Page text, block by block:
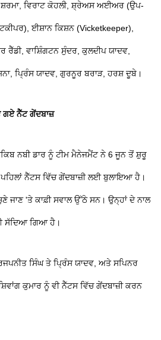
ਵਿਰਾਟ ਕੋਹਲੀ, ਸ਼੍ਰੇਅਸ ਅਈਅਰ (ਉਪ-
ਈਸ਼ਾਨ ਕਿਸ਼ਨ (Vicketkeeper),
ਰੈੱਡੀ, ਵਾਸ਼ਿੰਗਟਨ ਸੁੰਦਰ, ਕੁਲਦੀਪ ਯਾਦਵ,
ਪ੍ਰਿੰਸ ਯਾਦਵ, ਗੁਰਨੂਰ ਬਰਾੜ, ਹਰਸ਼ ਦੂਬੇ।
ਗਏ ਨੈੱਟ ਗੇਂਦਬਾਜ਼
ਨਬੀ ਡਾਰ ਨੂੰ ਟੀਮ ਮੈਨੇਜਮੈਂਟ ਨੇ 6 ਜੂਨ ਤੋਂ ਸ਼ੁਰੂ
ਨੈੱਟਸ ਵਿੱਚ ਗੇਂਦਬਾਜ਼ੀ ਲਈ ਬੁਲਾਇਆ ਹੈ।
ਜਾਣ 'ਤੇ ਕਾਫ਼ੀ ਸਵਾਲ ਉੱਠੇ ਸਨ। ਉਨ੍ਹਾਂ ਦੇ ਨਾਲ
ਸੱਦਿਆ ਗਿਆ ਹੈ।
ਸਿੰਘ ਤੇ ਪ੍ਰਿੰਸ ਯਾਦਵ, ਅਤੇ ਸਪਿਨਰ
ਕੁਮਾਰ ਨੂੰ ਵੀ ਨੈੱਟਸ ਵਿੱਚ ਗੇਂਦਬਾਜ਼ੀ ਕਰਨ